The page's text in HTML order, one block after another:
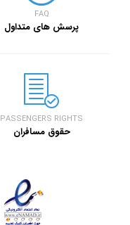
FAQ
پرسش های متداول
PASSENGERS RIGHTS
حقوق مسافران